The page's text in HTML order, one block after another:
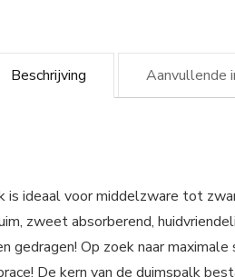
Beschrijving Aanvullende
is ideaal voor middelzware tot
zweet absorberend,
gedragen! Op zoek naar
De kern van de duimspalk